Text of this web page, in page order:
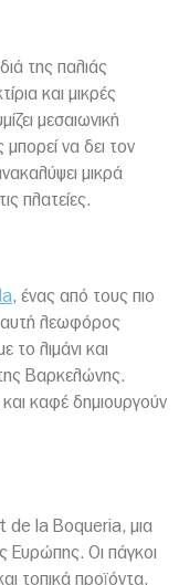
της παλιάς
και μικρές
μεσαιωνική
να δει τον
μικρά
πλατείες.
, ένας από τους πιο
λεωφόρος
το λιμάνι και
Βαρκελώνης.
καφέ δημιουργούν
de la Boqueria, μια
Ευρώπης. Οι πάγκοι
τοπικά προϊόντα,